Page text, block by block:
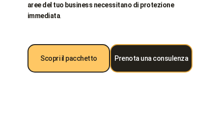
aree del tuo business necessitano di protezione
immediata
Scopri il pacchetto Prenota una consulenza